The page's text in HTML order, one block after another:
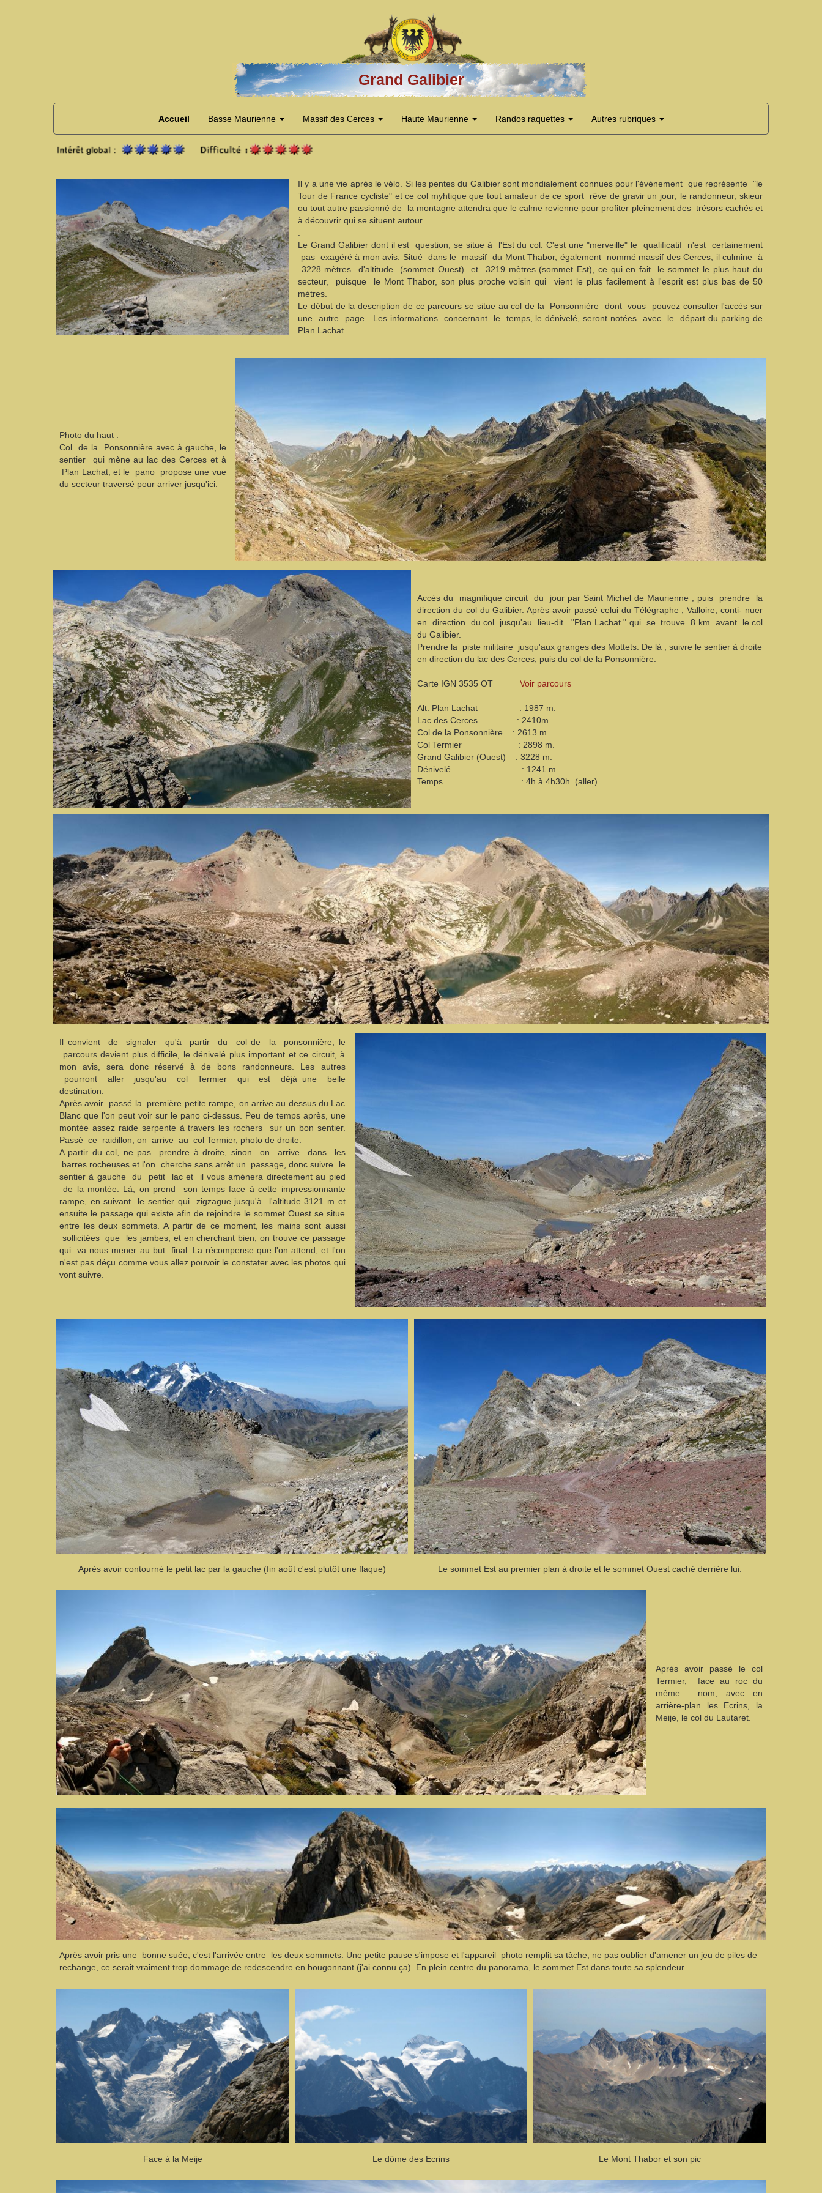
Grand Galibier
Accueil Basse Maurienne Massif des Cerces Haute Maurienne Randos raquettes Autres rubriques
Il y a une vie après le vélo. Si les pentes du Galibier sont mondialement connues pour l'évènement que représente "le
Tour de France cycliste" et ce col myhtique que tout amateur de ce sport rêve de gravir un jour; le randonneur, skieur
ou tout autre passionné de la montagne attendra que le calme revienne pour profiter pleinement des trésors cachés et
à découvrir qui se situent autour.
Le Grand Galibier dont il est question, se situe à l'Est du col. C'est une "merveille" le qualificatif n'est certainement
pas exagéré à mon avis. Situé dans le massif du Mont Thabor, également nommé massif des Cerces, il culmine à
3228 mètres d'altitude (sommet Ouest) et 3219 mètres (sommet Est), ce qui en fait le sommet le plus haut du
secteur, puisque le Mont Thabor, son plus proche voisin qui vient le plus facilement à l'esprit est plus bas de 50
mètres.
Le début de la description de ce parcours se situe au col de la Ponsonnière dont vous pouvez consulter l'accès sur
une autre page. Les informations concernant le temps, le dénivelé, seront notées avec le départ du parking de
Plan Lachat.
Photo du haut :
Col de la Ponsonnière avec à gauche, le
sentier qui mène au lac des Cerces et à
Plan Lachat, et le pano propose une vue
du secteur traversé pour arriver jusqu'ici.
Accès du magnifique circuit du jour par Saint Michel de Maurienne , puis prendre la
direction du col du Galibier. Après avoir passé celui du Télégraphe , Valloire, conti- nuer
en direction du col jusqu'au lieu-dit "Plan Lachat " qui se trouve 8 km avant le col
du Galibier.
Prendre la piste militaire jusqu'aux granges des Mottets. De là , suivre le sentier à droite
en direction du lac des Cerces, puis du col de la Ponsonnière.
Carte IGN 3535 OT Voir parcours
Alt. Plan Lachat : 1987 m.
Lac des Cerces : 2410m.
Col de la Ponsonnière : 2613 m.
Col Termier : 2898 m.
Grand Galibier (Ouest) : 3228 m.
Dénivelé : 1241 m.
Temps : 4h à 4h30h. (aller)
Il convient de signaler qu'à partir du col de la ponsonnière, le
parcours devient plus difficile, le dénivelé plus important et ce circuit, à
mon avis, sera donc réservé à de bons randonneurs. Les autres
pourront aller jusqu'au col Termier qui est déjà une belle
destination.
Après avoir passé la première petite rampe, on arrive au dessus du Lac
Blanc que l'on peut voir sur le pano ci-dessus. Peu de temps après, une
montée assez raide serpente à travers les rochers sur un bon sentier.
Passé ce raidillon, on arrive au col Termier, photo de droite.
A partir du col, ne pas prendre à droite, sinon on arrive dans les
barres rocheuses et l'on cherche sans arrêt un passage, donc suivre le
sentier à gauche du petit lac et il vous amènera directement au pied
de la montée. Là, on prend son temps face à cette impressionnante
rampe, en suivant le sentier qui zigzague jusqu'à l'altitude 3121 m et
ensuite le passage qui existe afin de rejoindre le sommet Ouest se situe
entre les deux sommets. A partir de ce moment, les mains sont aussi
sollicitées que les jambes, et en cherchant bien, on trouve ce passage
qui va nous mener au but final. La récompense que l'on attend, et l'on
n'est pas déçu comme vous allez pouvoir le constater avec les photos qui
vont suivre.
Après avoir contourné le petit lac par la gauche (fin août c'est plutôt une flaque) Le sommet Est au premier plan à droite et le sommet Ouest caché derrière lui.
Après avoir passé le col
Termier, face au roc du
même nom, avec en
arrière-plan les Ecrins, la
Meije, le col du Lautaret.
Après avoir pris une bonne suée, c'est l'arrivée entre les deux sommets. Une petite pause s'impose et l'appareil photo remplit sa tâche, ne pas oublier d'amener un jeu de piles de
rechange, ce serait vraiment trop dommage de redescendre en bougonnant (j'ai connu ça). En plein centre du panorama, le sommet Est dans toute sa splendeur.
Face à la Meije Le dôme des Ecrins Le Mont Thabor et son pic